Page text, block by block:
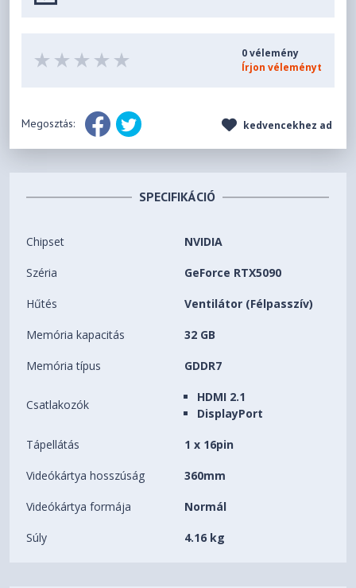
0 vélemény
Írjon véleményt
Megosztás: kedvencekhez ad
SPECIFIKÁCIÓ
Chipset NVIDIA
Széria GeForce RTX5090
Hűtés Ventilátor (Félpasszív)
Memória kapacitás 32 GB
Memória típus GDDR7
Csatlakozók
HDMI 2.1
DisplayPort
Tápellátás 1 x 16pin
Videókártya hosszúság 360mm
Videókártya formája Normál
Súly 4.16 kg